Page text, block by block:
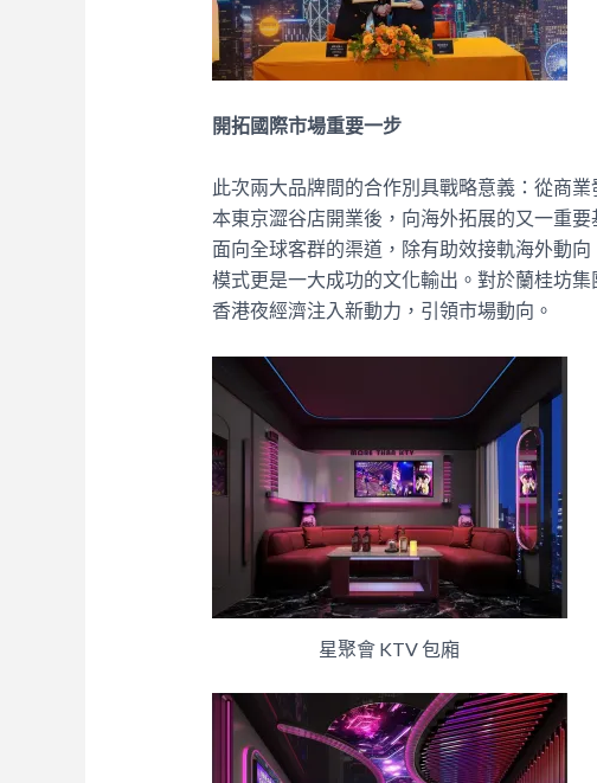
開拓國際市場重要一步
此次兩大品牌間的合作別具戰略意義：從商
本東京澀谷店開業後，向海外拓展的又一重
面向全球客群的渠道，除有助效接軌海外動
模式更是一大成功的文化輸出。對於蘭桂坊
香港夜經濟注入新動力，引領市場動向。
星聚會 KTV 包廂